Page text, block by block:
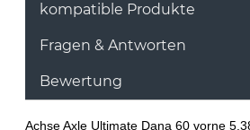
kompatible Produkte
Fragen & Antworten
Bewertung
Achse Axle Ultimate Dana 60 vorne